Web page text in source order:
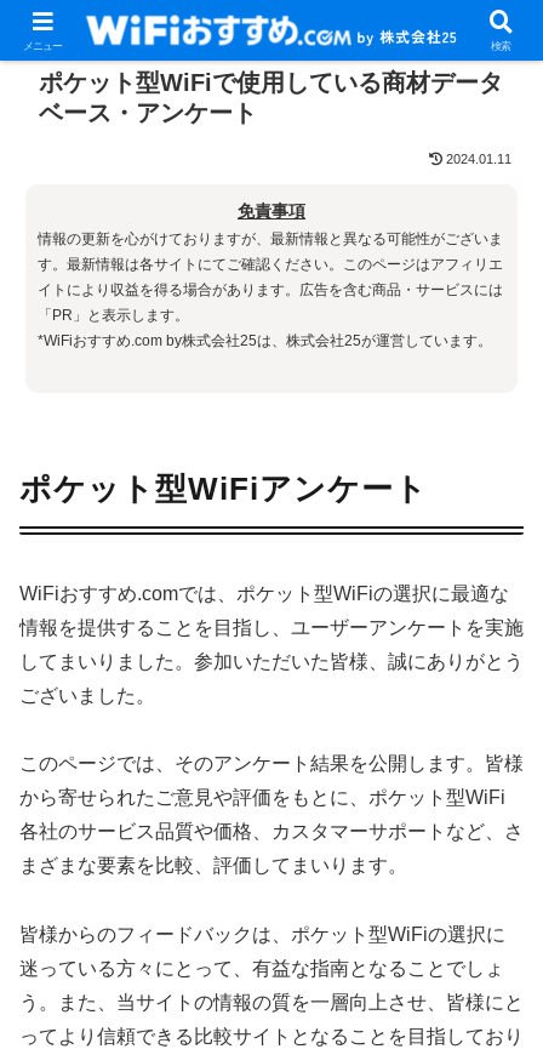
ポケット型WiFiで使用している商材データ
ベース・アンケート
2024.01.11
免責事項
情報の更新を心がけておりますが、最新情報と異なる可能性がございま
す。最新情報は各サイトにてご確認ください。このページはアフィリエ
イトにより収益を得る場合があります。広告を含む商品・サービスには
「PR」と表示します。
*WiFiおすすめ.com by株式会社25は、株式会社25が運営しています。
ポケット型WiFiアンケート
WiFiおすすめ.comでは、ポケット型WiFiの選択に最適な
情報を提供することを目指し、ユーザーアンケートを実施
してまいりました。参加いただいた皆様、誠にありがとう
ございました。
このページでは、そのアンケート結果を公開します。皆様
から寄せられたご意見や評価をもとに、ポケット型WiFi
各社のサービス品質や価格、カスタマーサポートなど、さ
まざまな要素を比較、評価してまいります。
皆様からのフィードバックは、ポケット型WiFiの選択に
迷っている方々にとって、有益な指南となることでしょ
う。また、当サイトの情報の質を一層向上させ、皆様にと
ってより信頼できる比較サイトとなることを目指しており
メニュー 検索